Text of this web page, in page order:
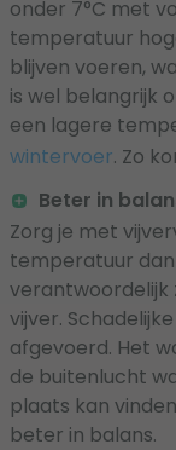
onder 7°C met
temperatuur
blijven voeren,
is wel belangrijk
een lagere
wintervoer. Zo
Beter in
Zorg je met
temperatuur
verantwoordelijk
vijver.
afgevoerd. Het
de buitenlucht
plaats kan
beter in balans.